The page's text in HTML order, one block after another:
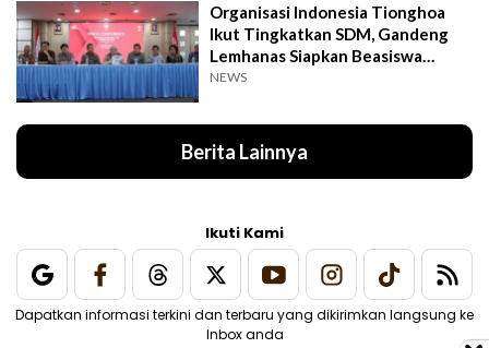
Organisasi Indonesia Tionghoa
Ikut Tingkatkan SDM, Gandeng
Lemhanas Siapkan Beasiswa
Hingga S3
NEWS
Berita Lainnya
Ikuti Kami
Dapatkan informasi terkini dan terbaru yang dikirimkan langsung ke
Inbox anda